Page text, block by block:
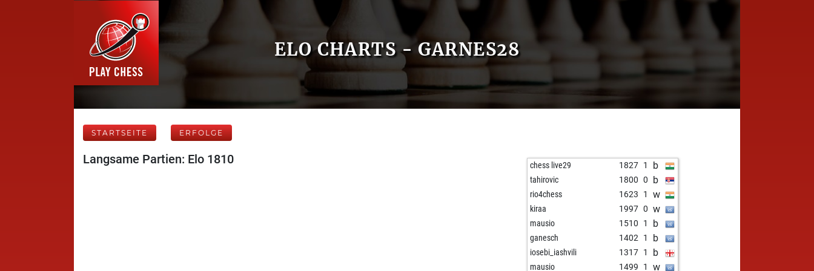
ELO CHARTS - GARNES28
STARTSEITE ERFOLGE
Langsame Partien: Elo 1810 chess live29 1827 1 b
tahirovic 1800 0 b
rio4chess 1623 1 w
kiraa 1997 0 w
mausio 1510 1 b
ganesch 1402 1 b
iosebi_iashvili 1317 1 b
mausio 1499 1 w